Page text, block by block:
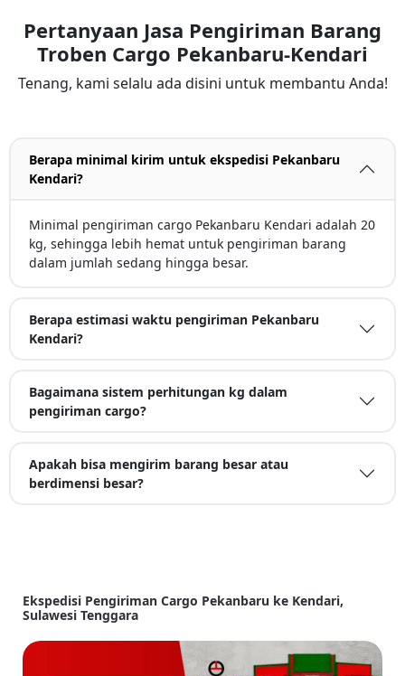
Pertanyaan Jasa Pengiriman Barang
Troben Cargo Pekanbaru-Kendari
Tenang, kami selalu ada disini untuk membantu Anda!
Berapa minimal kirim untuk ekspedisi Pekanbaru
Kendari?
Minimal pengiriman cargo Pekanbaru Kendari adalah 20
kg, sehingga lebih hemat untuk pengiriman barang
dalam jumlah sedang hingga besar.
Berapa estimasi waktu pengiriman Pekanbaru
Kendari?
Bagaimana sistem perhitungan kg dalam
pengiriman cargo?
Apakah bisa mengirim barang besar atau
berdimensi besar?
Ekspedisi Pengiriman Cargo Pekanbaru ke Kendari,
Sulawesi Tenggara